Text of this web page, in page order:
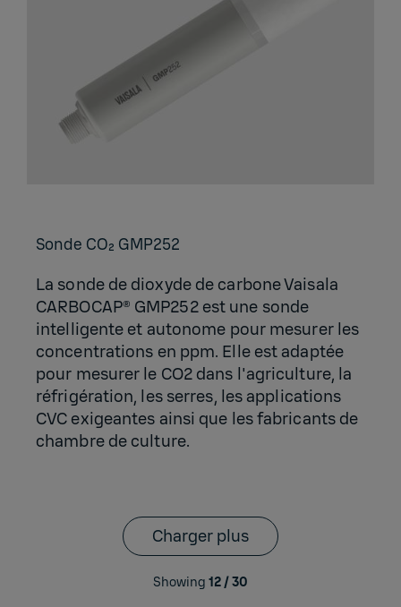
Sonde CO₂ GMP252
La sonde de dioxyde de carbone Vaisala
CARBOCAP® GMP252 est une sonde
intelligente et autonome pour mesurer les
concentrations en ppm. Elle est adaptée
pour mesurer le CO2 dans l'agriculture, la
réfrigération, les serres, les applications
CVC exigeantes ainsi que les fabricants de
chambre de culture.
Charger plus
Showing 12/30